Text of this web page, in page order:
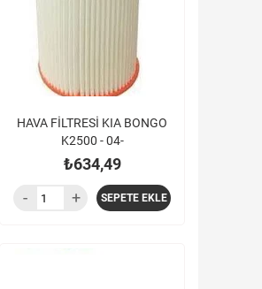
HAVA FİLTRESİ KIA BONGO
K2500 - 04-
₺634,49
SEPETE EKLE